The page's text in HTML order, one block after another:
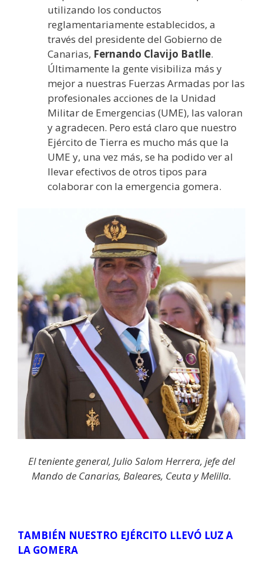
utilizando los conductos
reglamentariamente establecidos, a
través del presidente del Gobierno de
Canarias, Fernando Clavijo Batlle.
Últimamente la gente visibiliza más y
mejor a nuestras Fuerzas Armadas por las
profesionales acciones de la Unidad
Militar de Emergencias (UME), las valoran
y agradecen. Pero está claro que nuestro
Ejército de Tierra es mucho más que la
UME y, una vez más, se ha podido ver al
llevar efectivos de otros tipos para
colaborar con la emergencia gomera.
El teniente general, Julio Salom Herrera, jefe del
Mando de Canarias, Baleares, Ceuta y Melilla.
TAMBIÉN NUESTRO EJÉRCITO LLEVÓ LUZ A
LA GOMERA